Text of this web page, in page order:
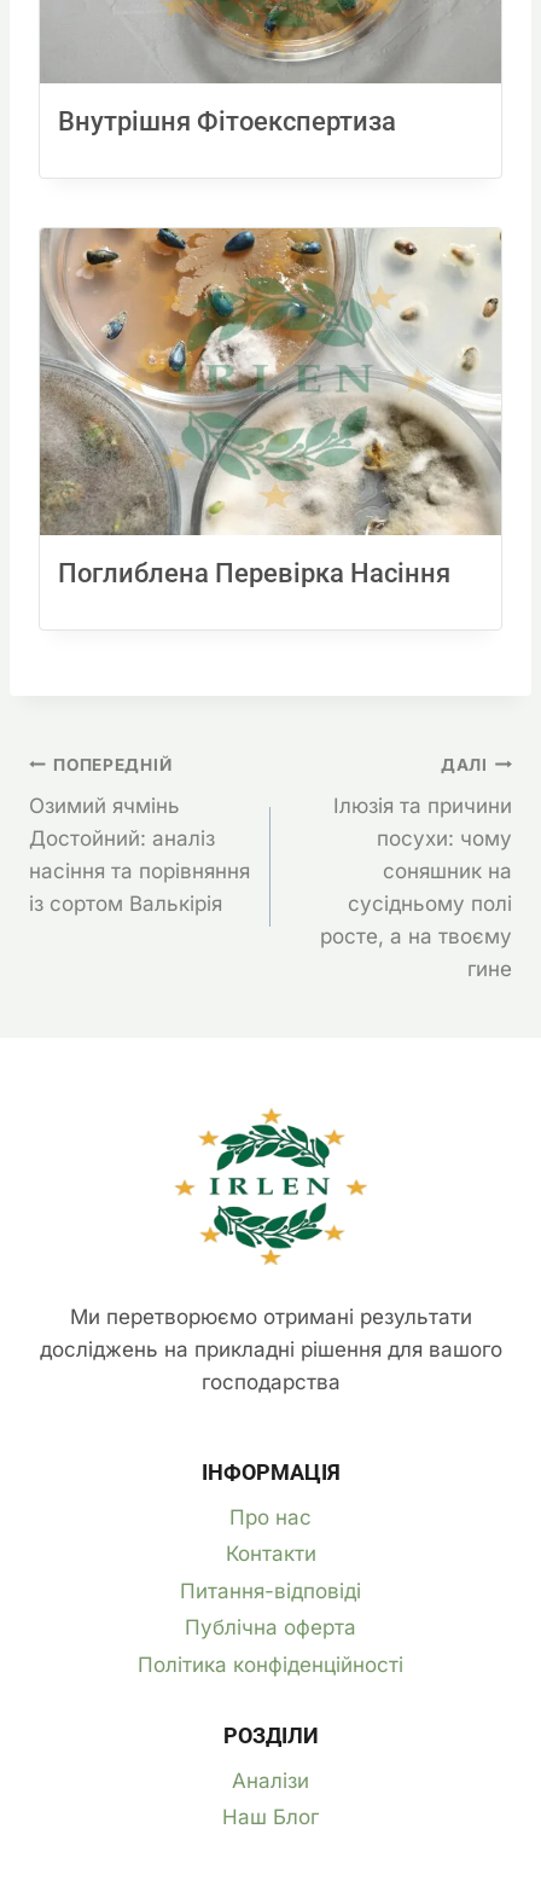
Внутрішня Фітоекспертиза
Поглиблена Перевірка Насіння
Навігація
Записів
ПОПЕРЕДНІЙ
Озимий ячмінь
Достойний: аналіз
насіння та порівняння
із сортом Валькірія
ДАЛІ
Ілюзія та причини
посухи: чому
соняшник на
сусідньому полі
росте, а на твоєму
гине
Ми перетворюємо отримані результати
досліджень на прикладні рішення для вашого
господарства
ІНФОРМАЦІЯ
Про нас
Контакти
Питання-відповіді
Публічна оферта
Політика конфіденційності
РОЗДІЛИ
Аналізи
Наш Блог